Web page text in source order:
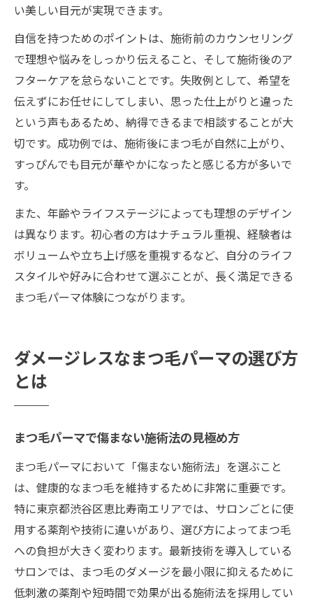
い美しい目元が実現できます。
自信を持つためのポイントは、施術前のカウンセリング
で理想や悩みをしっかり伝えること、そして施術後のア
フターケアを怠らないことです。失敗例として、希望を
伝えずにお任せにしてしまい、思った仕上がりと違った
という声もあるため、納得できるまで相談することが大
切です。成功例では、施術後にまつ毛が自然に上がり、
すっぴんでも目元が華やかになったと感じる方が多いで
す。
また、年齢やライフステージによっても理想のデザイン
は異なります。初心者の方はナチュラル重視、経験者は
ボリュームや立ち上げ感を重視するなど、自分のライフ
スタイルや好みに合わせて選ぶことが、長く満足できる
まつ毛パーマ体験につながります。
ダメージレスなまつ毛パーマの選び方
とは
まつ毛パーマで傷まない施術法の見極め方
まつ毛パーマにおいて「傷まない施術法」を選ぶこと
は、健康的なまつ毛を維持するために非常に重要です。
特に東京都渋谷区恵比寿南エリアでは、サロンごとに使
用する薬剤や技術に違いがあり、選び方によってまつ毛
への負担が大きく変わります。最新技術を導入している
サロンでは、まつ毛のダメージを最小限に抑えるために
低刺激の薬剤や短時間で効果が出る施術法を採用してい